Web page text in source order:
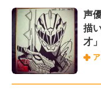
声
描
才